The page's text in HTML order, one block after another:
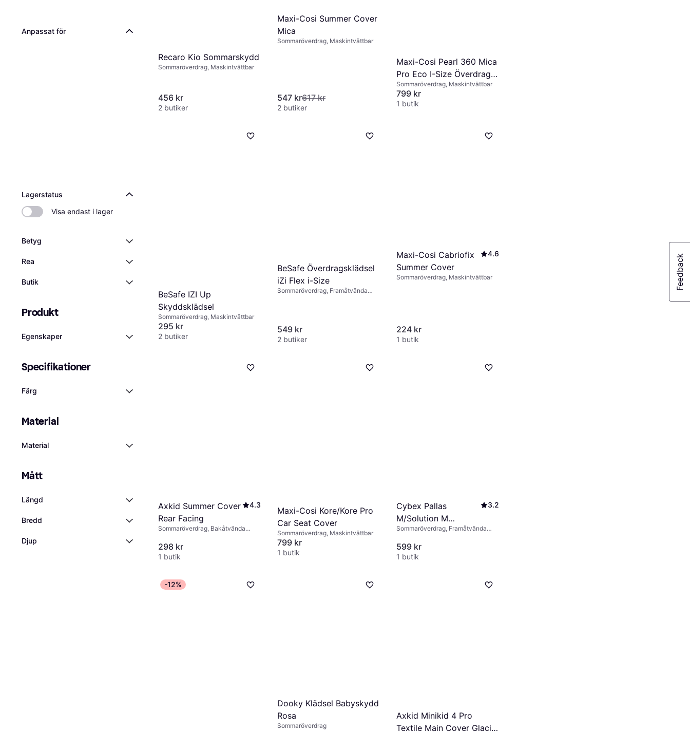
Anpassat för
Lagerstatus
Visa endast i lager
Betyg
Rea
Butik
Produkt
Egenskaper
Specifikationer
Färg
Material
Material
Mått
Längd
Bredd
Djup
Recaro Kio Sommarskydd
Sommaröverdrag, Maskintvättbar
456 kr
2 butiker
Maxi-Cosi Summer Cover
Mica
Sommaröverdrag, Maskintvättbar
547 kr617 kr
2 butiker
Maxi-Cosi Pearl 360 Mica
Pro Eco I-Size Överdrag
Vit
Sommaröverdrag, Maskintvättbar
799 kr
1 butik
BeSafe IZI Up
Skyddsklädsel
Sommaröverdrag, Maskintvättbar
295 kr
2 butiker
BeSafe Överdragsklädsel
iZi Flex i-Size
Sommaröverdrag, Framåtvända
549 kr
2 butiker
Maxi-Cosi Cabriofix
Summer Cover
4.6
Sommaröverdrag, Maskintvättbar
224 kr
1 butik
Axkid Summer Cover
Rear Facing
4.3
Sommaröverdrag, Bakåtvända
298 kr
1 butik
Maxi-Cosi Kore/Kore Pro
Car Seat Cover
Sommaröverdrag, Maskintvättbar
799 kr
1 butik
Cybex Pallas
M/Solution M
Summer Cover
3.2
Sommaröverdrag, Framåtvända
599 kr
1 butik
-12%
Dooky Klädsel Babyskydd
Rosa
Sommaröverdrag
Axkid Minikid 4 Pro
Textile Main Cover Glacier